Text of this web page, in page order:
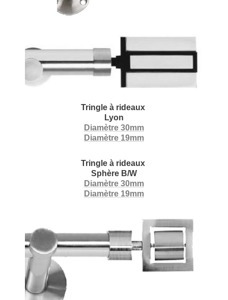
Tringle à rideaux
Lyon
Diamètre 30mm
Diamètre 19mm
Tringle à rideaux
Sphère B/W
Diamètre 30mm
Diamètre 19mm